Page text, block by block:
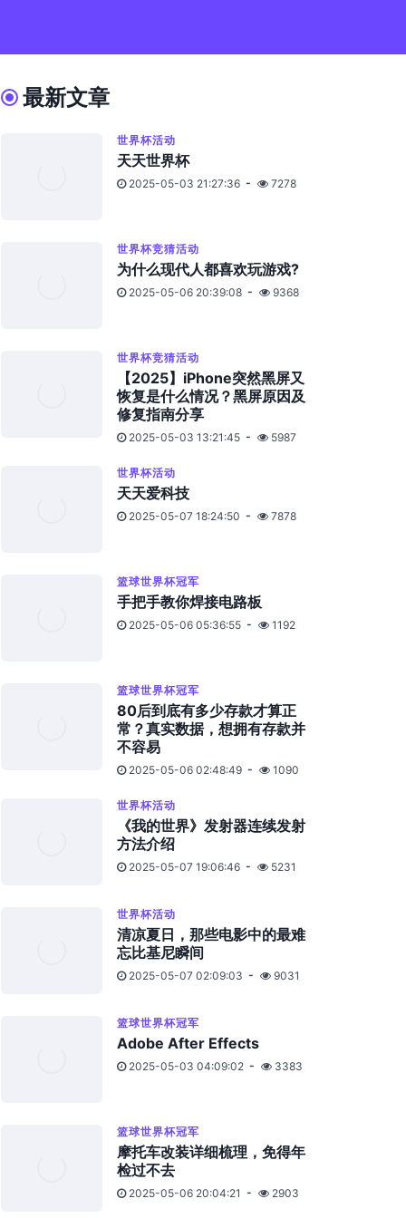
最新文章
世界杯活动
天天世界杯
2025-05-03 21:27:36 7278
世界杯竞猜活动
为什么现代人都喜欢玩游戏?
2025-05-06 20:39:08 9368
世界杯竞猜活动
【2025】iPhone突然黑屏又
恢复是什么情况？黑屏原因及
修复指南分享
2025-05-03 13:21:45 5987
世界杯活动
天天爱科技
2025-05-07 18:24:50 7878
篮球世界杯冠军
手把手教你焊接电路板
2025-05-06 05:36:55 1192
篮球世界杯冠军
80后到底有多少存款才算正
常？真实数据，想拥有存款并
不容易
2025-05-06 02:48:49 1090
世界杯活动
《我的世界》发射器连续发射
方法介绍
2025-05-07 19:06:46 5231
世界杯活动
清凉夏日，那些电影中的最难
忘比基尼瞬间
2025-05-07 02:09:03 9031
篮球世界杯冠军
Adobe After Effects
2025-05-03 04:09:02 3383
篮球世界杯冠军
摩托车改装详细梳理，免得年
检过不去
2025-05-06 20:04:21 2903